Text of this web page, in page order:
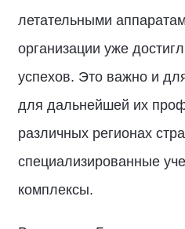
летательными
организации уже
успехов. Это важно и
для дальнейшей их
различных регионах
специализированные
комплексы.